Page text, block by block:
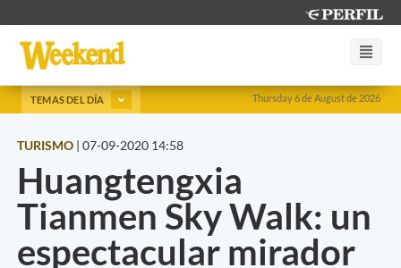
Thursday 6 de August de 2026
TEMAS DEL DÍA
TURISMO | 07-09-2020 14:58
Huangtengxia
Tianmen Sky Walk: un
espectacular mirador